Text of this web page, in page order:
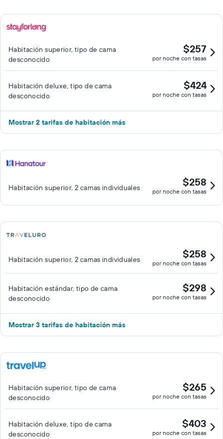
Habitación superior, tipo de cama
desconocido
$257
por noche con tasas
Habitación deluxe, tipo de cama
desconocido
$424
por noche con tasas
Mostrar 2 tarifas de habitación más
Habitación superior, 2 camas individuales $258
por noche con tasas
Habitación superior, 2 camas individuales $258
por noche con tasas
Habitación estándar, tipo de cama
desconocido
$298
por noche con tasas
Mostrar 3 tarifas de habitación más
Habitación superior, tipo de cama
desconocido
$265
por noche con tasas
Habitación deluxe, tipo de cama
desconocido
$403
por noche con tasas